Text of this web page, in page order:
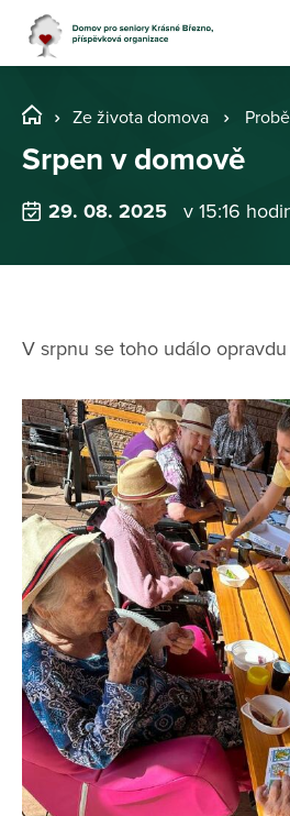
Ze života domova
Srpen v domově
29. 08. 2025 v 15:16
V srpnu se toho událo